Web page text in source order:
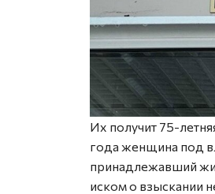
Их получит 75-
года женщина под
принадлежавший
иском о взыскании